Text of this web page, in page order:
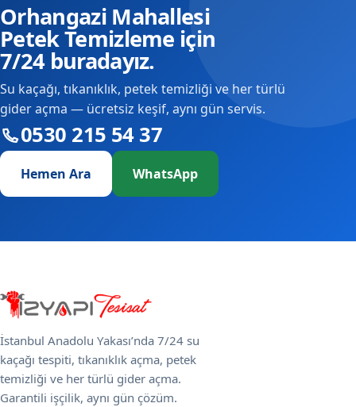
Orhangazi Mahallesi
Petek Temizleme için
7/24 buradayız.
Su kaçağı, tıkanıklık, petek temizliği ve her türlü
gider açma — ücretsiz keşif, aynı gün servis.
0530 215 54 37
Hemen Ara WhatsApp
İstanbul Anadolu Yakası’nda 7/24 su
kaçağı tespiti, tıkanıklık açma, petek
temizliği ve her türlü gider açma.
Garantili işçilik, aynı gün çözüm.